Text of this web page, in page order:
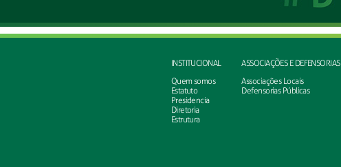
INSTITUCIONAL
Quem somos
Estatuto
Presidencia
Diretoria
Estrutura
ASSOCIAÇÕES E DEFENSORIAS
Associações Locais
Defensorias Públicas